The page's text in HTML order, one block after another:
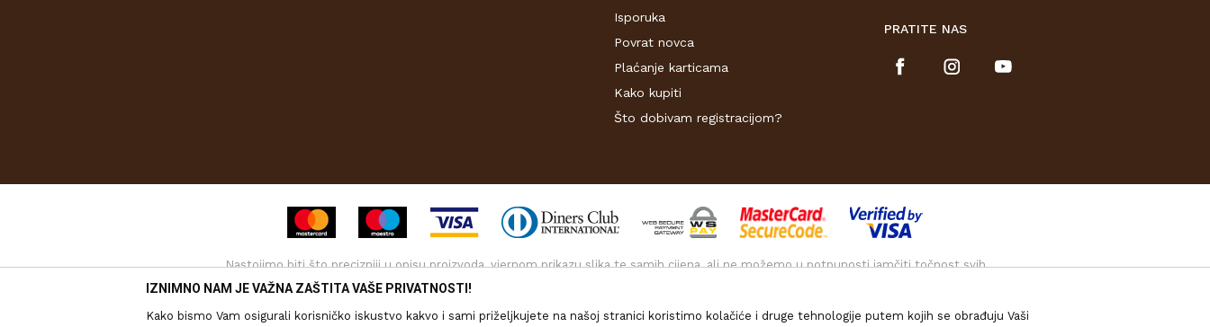
Isporuka
Povrat novca
Plaćanje karticama
Kako kupiti
Što dobivam registracijom?
PRATITE NAS
Nastojimo biti što precizniji u opisu proizvoda, vjernom prikazu slika te samih cijena, ali ne možemo u potpunosti jamčiti točnost svih
informacija. Svi proizvodi prikazani na web stranici www.drvo-trgovina.hr su dio naše ponude, no to ne znači da su uvijek dostupni u
Copyright © 2026www.drvo-trgovina.hr . Izrada NB SOFT
IZNIMNO NAM JE VAŽNA ZAŠTITA VAŠE PRIVATNOSTI!
Kako bismo Vam osigurali korisničko iskustvo kakvo i sami priželjkujete na našoj stranici koristimo kolačiće i druge tehnologije putem kojih se obrađuju Vaši